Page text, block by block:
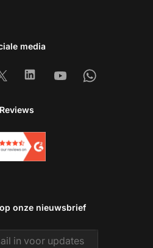
media
X LinkedinYoutubeWhatsapp
Reviews
onze nieuwsbrief